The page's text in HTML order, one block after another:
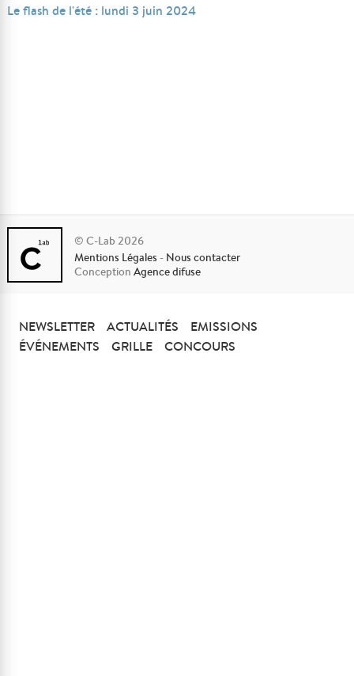
Le flash de l'été : lundi 3 juin 2024
© C-Lab 2026
Mentions Légales - Nous contacter
ConceptionAgence difuse
NEWSLETTER ACTUALITÉS
EMISSIONS
ÉVÉNEMENTS
GRILLE CONCOURS